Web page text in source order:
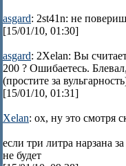
asgard: 2st41n: не
[15/01/10, 01:30]
asgard: 2Xelan: Вы
200 ? Ошибаетесь.
(простите за
[15/01/10, 01:31]
Xelan: ох, ну это смотря
если три литра нарзана
не будет